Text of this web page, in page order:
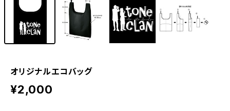
オリジナルエコバッグ
¥2,000